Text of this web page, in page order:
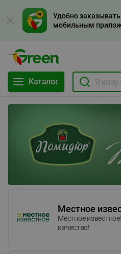
Удобно
мобильным
Каталог
Местное
Местное
качество!